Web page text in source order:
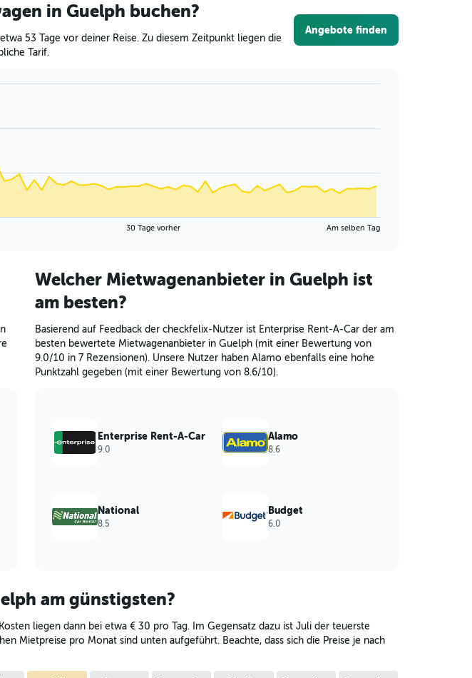
in Guelph buchen?
53 Tage vor deiner Reise. Zu diesem Zeitpunkt liegen die
Tarif.
Angebote finden
30 Tage vorher Am selben Tag
Welcher Mietwagenanbieter in Guelph ist
am besten?
Basierend auf Feedback der checkfelix-Nutzer ist Enterprise Rent-A-Car der am
besten bewertete Mietwagenanbieter in Guelph (mit einer Bewertung von
9.0/10 in 7 Rezensionen). Unsere Nutzer haben Alamo ebenfalls eine hohe
Punktzahl gegeben (mit einer Bewertung von 8.6/10).
Enterprise Rent-A-Car
9.0
Alamo
8.6
National
8.5
Budget
6.0
am günstigsten?
liegen dann bei etwa € 30 pro Tag. Im Gegensatz dazu ist Juli der teuerste
Mietpreise pro Monat sind unten aufgeführt. Beachte, dass sich die Preise je nach